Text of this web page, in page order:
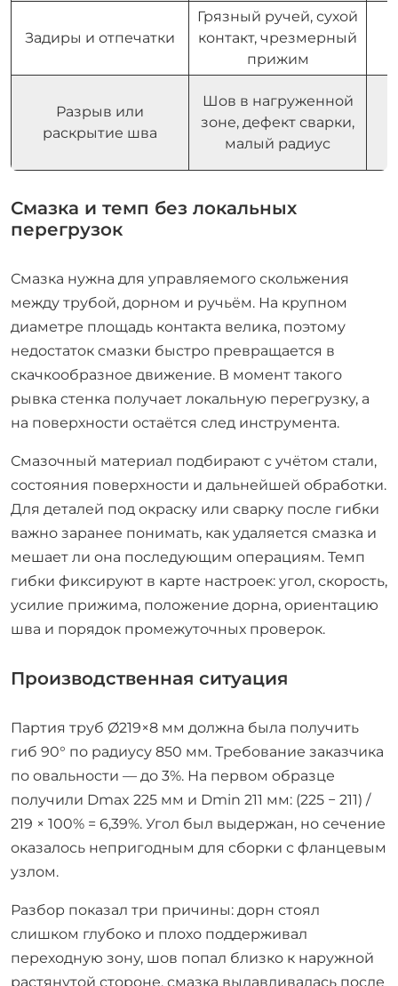
Задиры и отпечатки
Грязный ручей, сухой
контакт, чрезмерный
прижим
Разрыв или
раскрытие шва
Шов в нагруженной
зоне, дефект сварки,
малый радиус
Смазка и темп без локальных
перегрузок
Смазка нужна для управляемого скольжения
между трубой, дорном и ручьём. На крупном
диаметре площадь контакта велика, поэтому
недостаток смазки быстро превращается в
скачкообразное движение. В момент такого
рывка стенка получает локальную перегрузку, а
на поверхности остаётся след инструмента.
Смазочный материал подбирают с учётом стали,
состояния поверхности и дальнейшей обработки.
Для деталей под окраску или сварку после гибки
важно заранее понимать, как удаляется смазка и
мешает ли она последующим операциям. Темп
гибки фиксируют в карте настроек: угол, скорость,
усилие прижима, положение дорна, ориентацию
шва и порядок промежуточных проверок.
Производственная ситуация
Партия труб Ø219×8 мм должна была получить
гиб 90° по радиусу 850 мм. Требование заказчика
по овальности — до 3%. На первом образце
получили Dmax 225 мм и Dmin 211 мм: (225 − 211) /
219 × 100% = 6,39%. Угол был выдержан, но сечение
оказалось непригодным для сборки с фланцевым
узлом.
Разбор показал три причины: дорн стоял
слишком глубоко и плохо поддерживал
переходную зону, шов попал близко к наружной
растянутой стороне, смазка выдавливалась после